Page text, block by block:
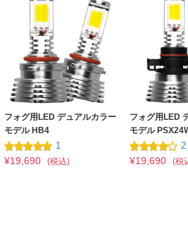
フォグ用LED デュアルカラー
モデル HB4
1
¥19,690 (税込)
フォグ用LED
モデル
2
¥19,690 (税